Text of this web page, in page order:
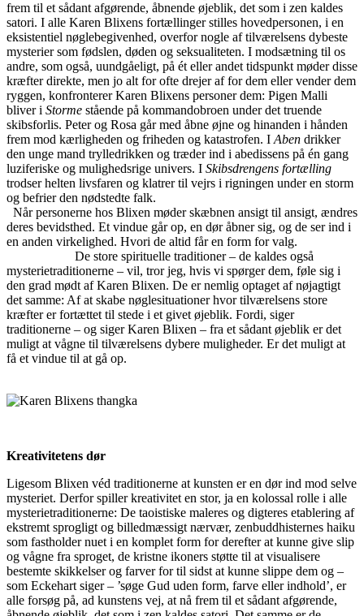
frem til et sådant afgørende, åbnende øjeblik, det som i zen kaldes
satori. I alle Karen Blixens fortællinger stilles hovedpersonen, i en
eksistentiel nøglebegivenhed, overfor nogle af tilværelsens dybeste
mysterier som fødslen, døden og seksualiteten. I modsætning til os
andre, som også, uundgåeligt, på ét eller andet tidspunkt møder disse
kræfter direkte, men jo alt for ofte drejer af for dem eller vender dem
ryggen, konfronterer Karen Blixens personer dem: Pigen Malli
bliver i Storme stående på kommandobroen under det truende
skibsforlis. Peter og Rosa går med åbne øjne og hinanden i hånden
frem mod kærligheden og friheden og katastrofen. I Aben drikker
den unge mand trylledrikken og træder ind i abedissens på én gang
luziferiske og mulighedsrige univers. I Skibsdrengens fortælling
trodser helten livsfaren og klatrer til vejrs i rigningen under en storm
og befrier den nødstedte falk.
Når personerne hos Blixen møder skæbnen ansigt til ansigt, ændres
deres bevidsthed. Et vindue går op, en dør åbner sig, og de ser ind i
en anden virkelighed. Hvori de altid får en form for valg.
De store spirituelle traditioner – de kaldes også
mysterietraditionerne – vil, tror jeg, hvis vi spørger dem, føle sig i
den grad mødt af Karen Blixen. De er nemlig optaget af nøjagtigt
det samme: Af at skabe nøglesituationer hvor tilværelsens store
kræfter er fortættet til stede i et givet øjeblik. Fordi, siger
traditionerne – og siger Karen Blixen – fra et sådant øjeblik er det
muligt at vågne til tilværelsens dybere muligheder. Er det muligt at
få et vindue til at gå op.
Kreativitetens dør
Ligesom Blixen véd traditionerne at kunsten er en dør ind mod selve
mysteriet. Derfor spiller kreativitet en stor, ja en kolossal rolle i alle
mysterietraditionerne: De taoistiske maleres og digteres etablering af
ekstremt sprogligt og billedmæssigt nærvær, zenbuddhisternes haiku
som fastholder nuet i en komplet form for derefter at kunne give slip
og vågne fra sproget, de kristne ikoners støtte til at visualisere
bestemte skikkelser og farver for til sidst at kunne slippe dem og –
som Eckehart siger – ’søge Gud uden form, farve eller indhold’, er
alle forsøg på, ad kunstens vej, at nå frem til et sådant afgørende,